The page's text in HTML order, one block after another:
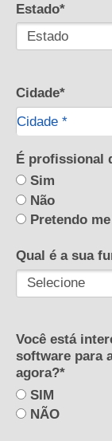
Estado*
Cidade*
Cidade *
Cidade*
É profissional
Sim
Não
Pretendo
Qual é a sua
Você está
software para
agora?*
SIM
NÃO